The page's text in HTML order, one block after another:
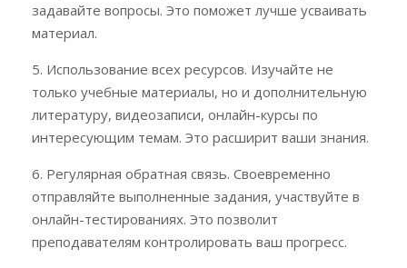
задавайте вопросы. Это поможет лучше усваивать
материал.
5. Использование всех ресурсов. Изучайте не
только учебные материалы, но и дополнительную
литературу, видеозаписи, онлайн-курсы по
интересующим темам. Это расширит ваши знания.
6. Регулярная обратная связь. Своевременно
отправляйте выполненные задания, участвуйте в
онлайн-тестированиях. Это позволит
преподавателям контролировать ваш прогресс.